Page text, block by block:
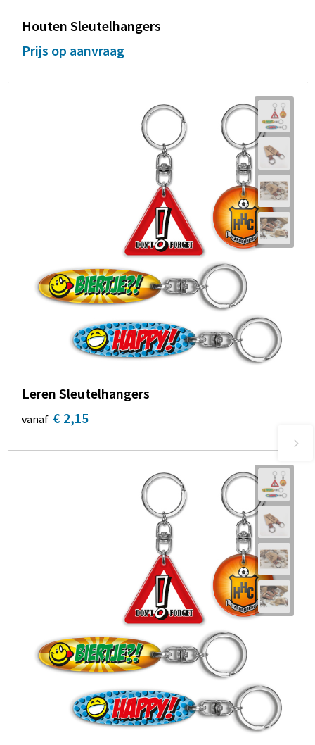
Houten Sleutelhangers
Prijs op aanvraag
Leren Sleutelhangers
vanaf € 2,15